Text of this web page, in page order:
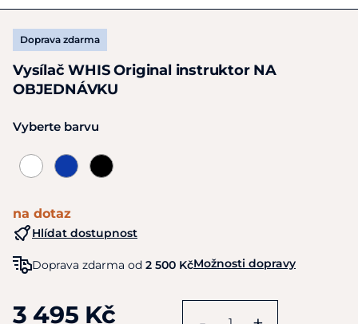
Doprava zdarma
Vysílač WHIS Original instruktor NA
OBJEDNÁVKU
Vyberte barvu
na dotaz
Hlídat dostupnost
Doprava zdarma od 2 500 KčMožnosti dopravy
3 495 Kč